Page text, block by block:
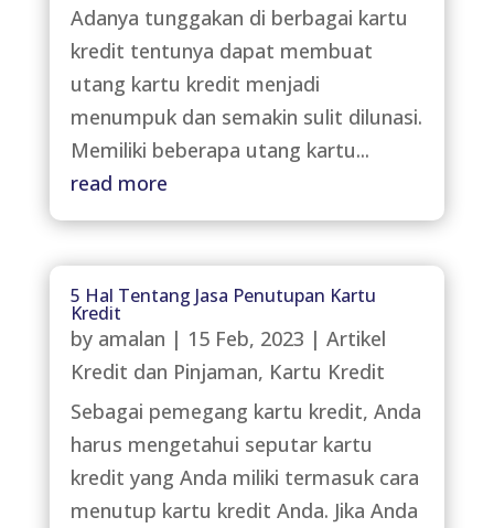
Adanya tunggakan di berbagai kartu
kredit tentunya dapat membuat
utang kartu kredit menjadi
menumpuk dan semakin sulit dilunasi.
Memiliki beberapa utang kartu...
read more
5 Hal Tentang Jasa Penutupan Kartu
Kredit
by amalan | 15 Feb, 2023 | Artikel
Kredit dan Pinjaman, Kartu Kredit
Sebagai pemegang kartu kredit, Anda
harus mengetahui seputar kartu
kredit yang Anda miliki termasuk cara
menutup kartu kredit Anda. Jika Anda